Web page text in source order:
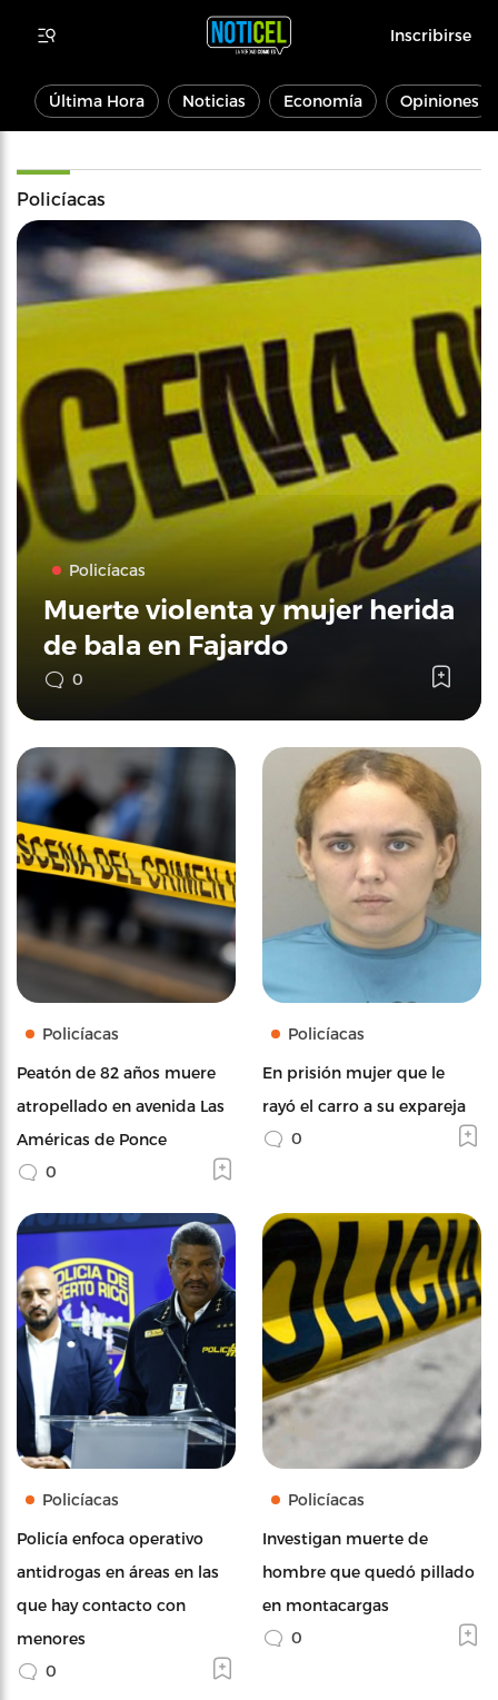
Inscribirse
Última Hora Noticias Economía Opiniones
Policíacas
Policíacas
Muerte violenta y mujer herida
de bala en Fajardo
0
Policíacas
Peatón de 82 años muere
atropellado en avenida Las
Américas de Ponce
0
Policíacas
En prisión mujer que le
rayó el carro a su expareja
0
Policíacas
Policía enfoca operativo
antidrogas en áreas en las
que hay contacto con
menores
0
Policíacas
Investigan muerte de
hombre que quedó pillado
en montacargas
0